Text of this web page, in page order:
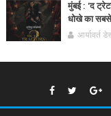
मुंबई : 'द
धोखे का
आर्यावर्त